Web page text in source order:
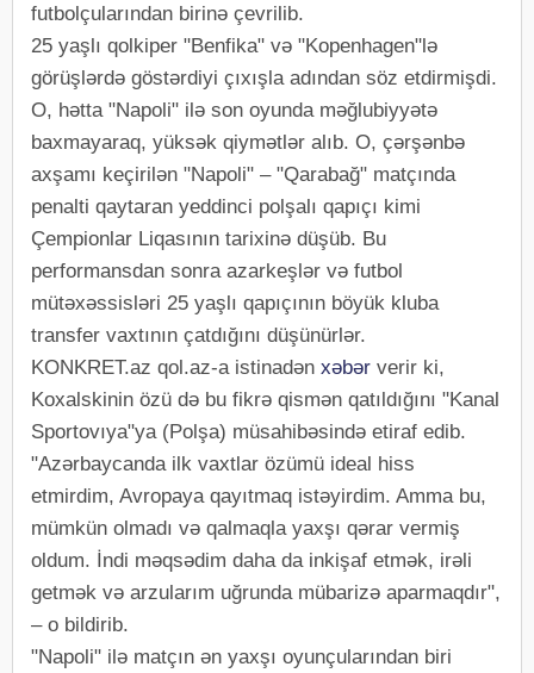
futbolçularından birinə çevrilib.
25 yaşlı qolkiper "Benfika" və "Kopenhagen"lə
görüşlərdə göstərdiyi çıxışla adından söz etdirmişdi.
O, hətta "Napoli" ilə son oyunda məğlubiyyətə
baxmayaraq, yüksək qiymətlər alıb. O, çərşənbə
axşamı keçirilən "Napoli" – "Qarabağ" matçında
penalti qaytaran yeddinci polşalı qapıçı kimi
Çempionlar Liqasının tarixinə düşüb. Bu
performansdan sonra azarkeşlər və futbol
mütəxəssisləri 25 yaşlı qapıçının böyük kluba
transfer vaxtının çatdığını düşünürlər.
KONKRET.az qol.az-a istinadən xəbər verir ki,
Koxalskinin özü də bu fikrə qismən qatıldığını "Kanal
Sportovıya"ya (Polşa) müsahibəsində etiraf edib.
"Azərbaycanda ilk vaxtlar özümü ideal hiss
etmirdim, Avropaya qayıtmaq istəyirdim. Amma bu,
mümkün olmadı və qalmaqla yaxşı qərar vermiş
oldum. İndi məqsədim daha da inkişaf etmək, irəli
getmək və arzularım uğrunda mübarizə aparmaqdır",
– o bildirib.
"Napoli" ilə matçın ən yaxşı oyunçularından biri